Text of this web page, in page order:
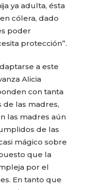
ya adulta, ésta
cólera, dado
poder
protección”.
a este
Alicia
con tanta
de las madres,
las madres aún
de las
mágico sobre
que la
por el
En tanto que